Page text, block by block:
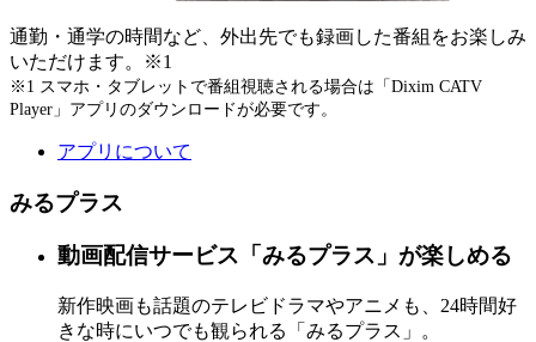
通勤・通学の時間など、外出先でも録画した番組をお楽しみ
いただけます。※1
※1 スマホ・タブレットで番組視聴される場合は「Dixim CATV
Player」アプリのダウンロードが必要です。
アプリについて
みるプラス
動画配信サービス「みるプラス」が楽しめる
新作映画も話題のテレビドラマやアニメも、24時間好
きな時にいつでも観られる「みるプラス」。